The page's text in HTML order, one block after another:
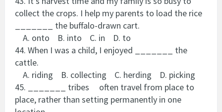
collect the crops. I help my parents to load the rice
_______ the buffalo-drawn cart.
A. onto B. into C. in D. to
44. When I was a child, I enjoyed _______ the
cattle.
A. riding B. collecting C. herding D. picking
45. _______ tribes often travel from place to
place, rather than setting permanently in one